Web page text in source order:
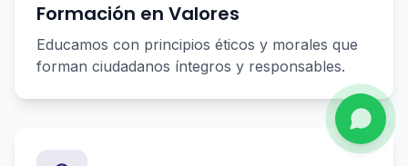
Formación en Valores
Educamos con principios éticos y morales que
forman ciudadanos íntegros y responsables.